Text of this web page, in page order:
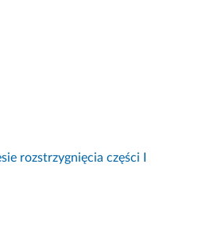
rozstrzygnięcia części I